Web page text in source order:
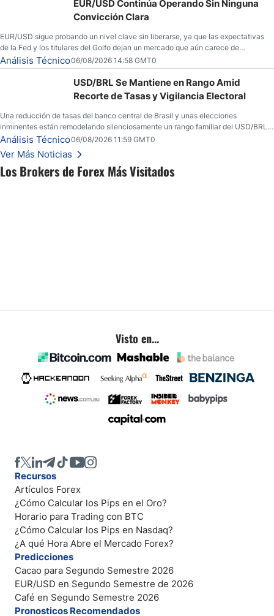
Los Brokers de Forex Más Visitados
EUR/USD Continúa Operando Sin Ninguna
Convicción Clara
EUR/USD sigue probando un nivel clave sin liberarse, ya que las expectativas
de la Fed y los titulares del Golfo dejan un mercado que aún carece de
convicción real.
Análisis Técnico06/08/2026 14:58 GMT0
USD/BRL Se Mantiene en Rango Amid
Recorte de Tasas y Vigilancia Electoral
Una reducción de tasas del banco central de Brasil y unas elecciones
inminentes están remodelando silenciosamente un rango familiar del USD/BRL.
Una reducción de tasas por parte del banco central de Brasil y unas elecciones
inminentes están remodelando silenciosamente un rango familiar del USD/BRL.
Esto es lo que los traders están observando a continuación.
Análisis Técnico06/08/2026 11:59 GMT0
Ver Más Noticias
Visto en...
Recursos
Artículos Forex
¿Cómo Calcular los Pips en el Oro?
Horario para Trading con BTC
¿Cómo Calcular los Pips en Nasdaq?
¿A qué Hora Abre el Mercado Forex?
Predicciones
Cacao para Segundo Semestre 2026
EUR/USD en Segundo Semestre de 2026
Café en Segundo Semestre 2026
Pronosticos Recomendados